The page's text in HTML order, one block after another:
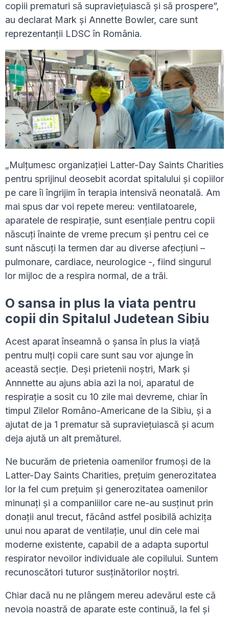
copiii prematuri să supraviețuiască și să prospere”,
au declarat Mark și Annette Bowler, care sunt
reprezentanții LDSC în România.
„Mulțumesc organizației Latter-Day Saints Charities
pentru sprijinul deosebit acordat spitalului și copiilor
pe care îi îngrijim în terapia intensivă neonatală. Am
mai spus dar voi repete mereu: ventilatoarele,
aparatele de respirație, sunt esențiale pentru copii
născuți înainte de vreme precum și pentru cei ce
sunt născuți la termen dar au diverse afecțiuni –
pulmonare, cardiace, neurologice -, fiind singurul
lor mijloc de a respira normal, de a trăi.
O sansa in plus la viata pentru
copii din Spitalul Judetean Sibiu
Acest aparat înseamnă o șansa în plus la viață
pentru mulți copii care sunt sau vor ajunge în
această secție. Deși prietenii noștri, Mark și
Annnette au ajuns abia azi la noi, aparatul de
respirație a sosit cu 10 zile mai devreme, chiar în
timpul Zilelor Româno-Americane de la Sibiu, și a
ajutat de ja 1 prematur să supraviețuiască și acum
deja ajută un alt premăturel.
Ne bucurăm de prietenia oamenilor frumoși de la
Latter-Day Saints Charities, prețuim generozitatea
lor la fel cum prețuim și generozitatea oamenilor
minunați și a companiiilor care ne-au susținut prin
donații anul trecut, făcând astfel posibilă achizița
unui nou aparat de ventilație, unul din cele mai
moderne existente, capabil de a adapta suportul
respirator nevoilor individuale ale copilului. Suntem
recunoscători tuturor susținătorilor noștri.
Chiar dacă nu ne plângem mereu adevărul este că
nevoia noastră de aparate este continuă, la fel și